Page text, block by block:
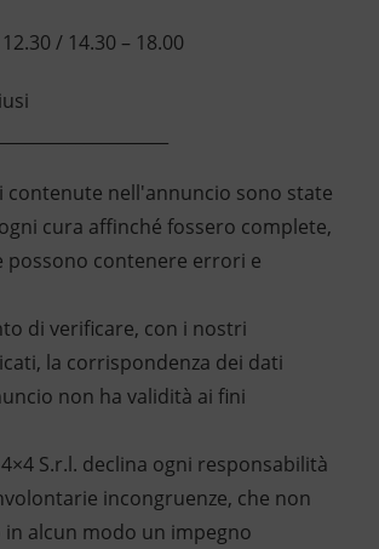
/ 14.30 – 18.00
contenute nell'annuncio sono state
cura affinché fossero complete,
possono contenere errori e
di verificare, con i nostri
la corrispondenza dei dati
non ha validità ai fini
S.r.l. declina ogni responsabilità
incongruenze, che non
alcun modo un impegno